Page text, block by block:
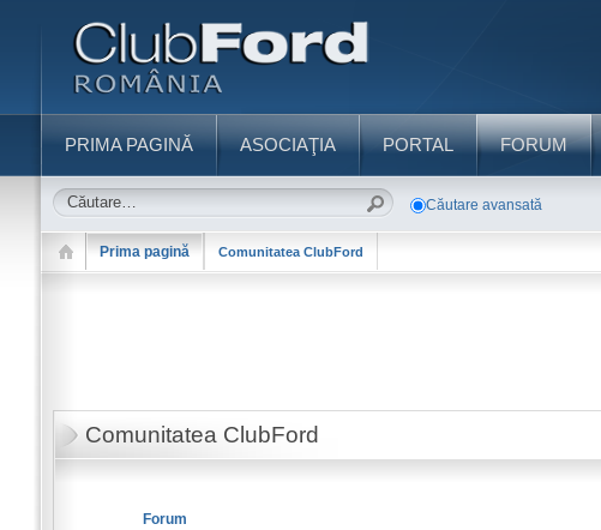
PRIMA PAGINĂ ASOCIAŢIA PORTAL FORUM
Căutare avansată
Prima pagină Comunitatea ClubFord
Comunitatea ClubFord
Forum